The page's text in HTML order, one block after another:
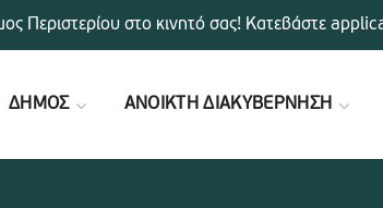
ΔΗΜΟΣ ΑΝΟΙΚΤΗ ΔΙΑΚΥΒΕΡΝΗΣΗ
Περιστερίου στο κινητό σας! Κατεβάστε